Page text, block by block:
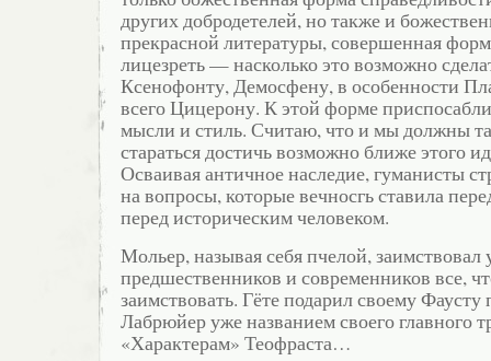
других добродетелей, но также и
прекрасной литературы, совершенная
лицезреть — насколько это возможно
Ксенофонту, Демосфену, в особенности
всего Цицерону. К этой форме
мысли и стиль. Считаю, что и мы должны
стараться достичь возможно ближе этого
Осваивая античное наследие, гуманисты
на вопросы, которые вечносгь ставила
перед историческим человеком.
Мольер, называя себя пчелой, заимствовал
предшественников и современников все,
заимствовать. Гёте подарил своему
Лабрюйер уже названием своего главного
«Характерам» Теофраста…